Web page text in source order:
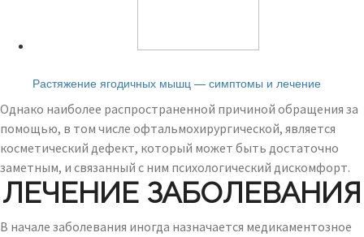
Растяжение ягодичных мышц — симптомы и лечение
Однако наиболее распространенной причиной обращения за
помощью, в том числе офтальмохирургической, является
косметический дефект, который может быть достаточно
заметным, и связанный с ним психологический дискомфорт.
ЛЕЧЕНИЕ ЗАБОЛЕВАНИЯ
В начале заболевания иногда назначается медикаментозное